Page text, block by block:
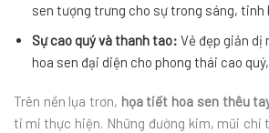
sen tượng trưng cho sự trong sáng, tinh
Sự cao quý và thanh tao: Vẻ đẹp giản dị
hoa sen đại diện cho phong thái cao
Trên nền lụa trơn, họa tiết hoa sen thêu
tỉ mỉ thực hiện. Những đường kim, mũi chỉ